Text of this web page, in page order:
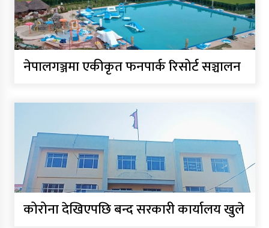
नेपालगञ्जमा एकीकृत फनपार्क रिसोर्ट सञ्चालन
कोरोना देखिएपछि बन्द सरकारी कार्यालय खुले